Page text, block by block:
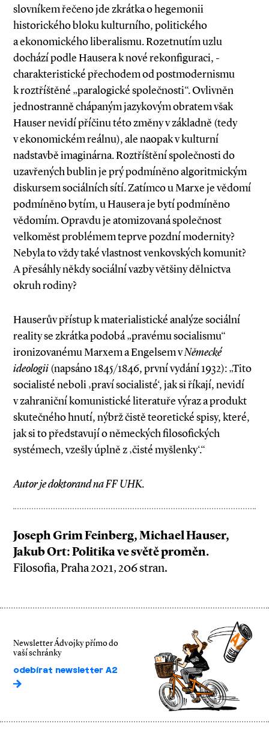
slovníkem řečeno jde zkrátka o hegemonii
historického bloku kulturního, politického
a ekonomického liberalismu. Rozetnutím uzlu
dochází podle Hausera k nové rekonfiguraci, ­
charakteristické přechodem od postmodernismu
k roztříštěné „paralogické společnosti“. Ovlivněn
jednostranně chápaným jazykovým obratem však
Hauser nevidí příčinu této změny v základně (tedy
v ekonomickém reálnu), ale naopak v kulturní
nadstavbě imaginárna. Roztříštění společnosti do
uzavřených bublin je prý podmíněno algoritmickým
diskursem sociálních sítí. Zatímco u Marxe je vědomí
podmíněno bytím, u Hausera je bytí podmíněno
vědomím. Opravdu je atomizovaná společnost
velkoměst problémem teprve pozdní modernity?
Nebyla to vždy také vlastnost venkovských komunit?
A přesáhly někdy sociální vazby většiny dělnictva
okruh rodiny?
Hauserův přístup k materialistické analýze sociální
reality se zkrátka podobá „pravému socialismu“
ironizovanému Marxem a Engelsem vNěmecké
ideologii(napsáno 1845/1846, první vydání 1932): „Tito
socialisté neboli ‚praví socialisté‘, jak si říkají, nevidí
v zahraniční komunistické literatuře výraz a produkt
skutečného hnutí, nýbrž čistě teoretické spisy, které,
jak si to představují o německých filosofických
systémech, vzešly úplně z ‚čisté myšlenky‘.“
Autor je doktorand na FF UHK.
Joseph Grim Feinberg, Michael Hauser,
Jakub Ort: Politika ve světě proměn.
Filosofia, Praha 2021, 206 stran.
Newsletter Ádvojky přímo do
vaší schránky
odebírat newsletter A2